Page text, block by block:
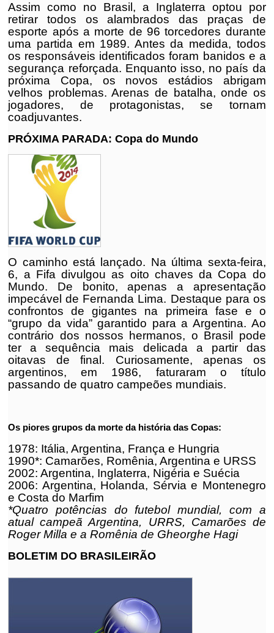
Assim como no Brasil, a Inglaterra optou por
retirar todos os alambrados das praças de
esporte após a morte de 96 torcedores durante
uma partida em 1989. Antes da medida, todos
os responsáveis identificados foram banidos e a
segurança reforçada. Enquanto isso, no país da
próxima Copa, os novos estádios abrigam
velhos problemas. Arenas de batalha, onde os
jogadores, de protagonistas, se tornam
coadjuvantes.
PRÓXIMA PARADA: Copa do Mundo
O caminho está lançado. Na última sexta-feira,
6, a Fifa divulgou as oito chaves da Copa do
Mundo. De bonito, apenas a apresentação
impecável de Fernanda Lima. Destaque para os
confrontos de gigantes na primeira fase e o
“grupo da vida” garantido para a Argentina. Ao
contrário dos nossos hermanos, o Brasil pode
ter a sequência mais delicada a partir das
oitavas de final. Curiosamente, apenas os
argentinos, em 1986, faturaram o título
passando de quatro campeões mundiais.
Os piores grupos da morte da história das Copas:
1978: Itália, Argentina, França e Hungria
1990*: Camarões, Romênia, Argentina e URSS
2002: Argentina, Inglaterra, Nigéria e Suécia
2006: Argentina, Holanda, Sérvia e Montenegro
e Costa do Marfim
*Quatro potências do futebol mundial, com a
atual campeã Argentina, URRS, Camarões de
Roger Milla e a Romênia de Gheorghe Hagi
BOLETIM DO BRASILEIRÃO